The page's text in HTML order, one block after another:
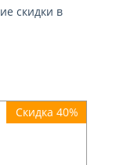
скидки в
Скидка 40%